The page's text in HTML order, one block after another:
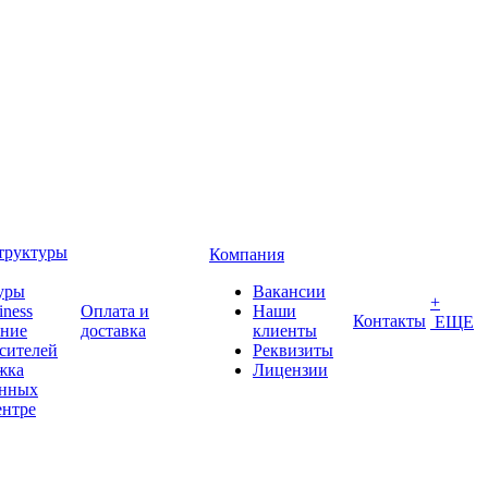
Оплата и
доставка
Компания
Вакансии
Наши
клиенты
Реквизиты
Лицензии
Контакты
+
ЕЩЕ